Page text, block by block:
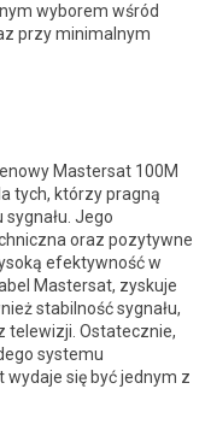
wyborem wśród
przy minimalnym
Mastersat 100M
tych, którzy pragną
Jego
oraz pozytywne
efektywność w
Mastersat, zyskuje
stabilność sygnału,
telewizji. Ostatecznie,
systemu
się być jednym z